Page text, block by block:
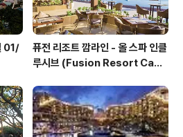
01/
퓨전 리조트 깜라인 - 올 스파 인클
루시브 (Fusion Resort Cam
학교닷컴/베트남호텔/나트랑